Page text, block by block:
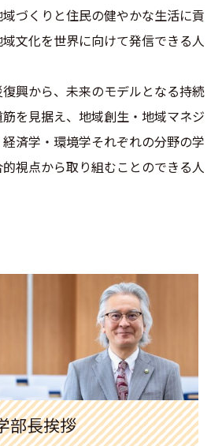
づくりと住民の健やかな生活に貢
文化を世界に向けて発信できる人
興から、未来のモデルとなる持続
を見据え、地域創生・地域マネジ
済学・環境学それぞれの分野の学
視点から取り組むことのできる人
部長挨拶